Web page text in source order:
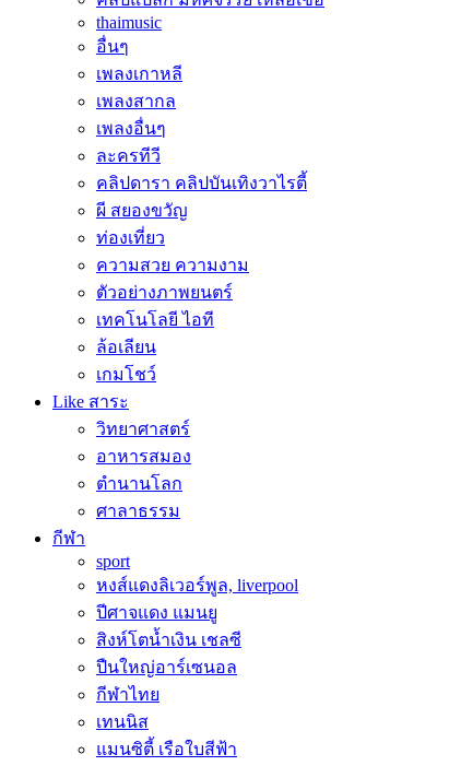
thaimusic
อื่นๆ
เพลงเกาหลี
เพลงสากล
เพลงอื่นๆ
ละครทีวี
คลิปดารา คลิปบันเทิงวาไรตี้
ผี สยองขวัญ
ท่องเที่ยว
ความสวย ความงาม
ตัวอย่างภาพยนตร์
เทคโนโลยี ไอที
ล้อเลียน
เกมโชว์
Like สาระ
วิทยาศาสตร์
อาหารสมอง
ตำนานโลก
ศาลาธรรม
กีฬา
sport
หงส์แดงลิเวอร์พูล, liverpool
ปีศาจแดง แมนยู
สิงห์โตน้ำเงิน เชลซี
ปืนใหญ่อาร์เซนอล
กีฬาไทย
เทนนิส
แมนซิตี้ เรือใบสีฟ้า